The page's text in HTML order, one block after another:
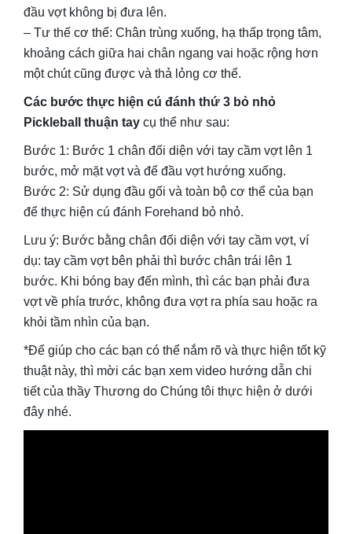
đầu vợt không bị đưa lên.
– Tư thế cơ thể: Chân trùng xuống, hạ thấp trọng tâm,
khoảng cách giữa hai chân ngang vai hoặc rộng hơn
một chút cũng được và thả lỏng cơ thể.
Các bước thực hiện cú đánh thứ 3 bỏ nhỏ
Pickleball thuận tay cụ thể như sau:
Bước 1: Bước 1 chân đối diện với tay cầm vợt lên 1
bước, mở mặt vợt và để đầu vợt hướng xuống.
Bước 2: Sử dụng đầu gối và toàn bộ cơ thể của bạn
để thực hiện cú đánh Forehand bỏ nhỏ.
Lưu ý: Bước bằng chân đối diện với tay cầm vợt, ví
dụ: tay cầm vợt bên phải thì bước chân trái lên 1
bước. Khi bóng bay đến mình, thì các bạn phải đưa
vợt về phía trước, không đưa vợt ra phía sau hoặc ra
khỏi tầm nhìn của bạn.
*Để giúp cho các bạn có thể nắm rõ và thực hiện tốt kỹ
thuật này, thì mời các bạn xem video hướng dẫn chi
tiết của thầy Thương do Chúng tôi thực hiện ở dưới
đây nhé.